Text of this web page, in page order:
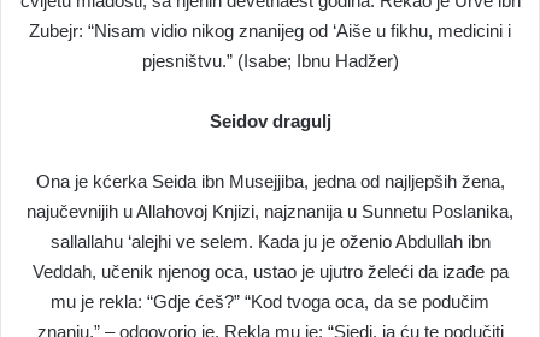
Zubejr: “Nisam vidio nikog znanijeg od ‘Aiše u fikhu, medicini i
pjesništvu.” (Isabe; Ibnu Hadžer)
Seidov dragulj
Ona je kćerka Seida ibn Musejjiba, jedna od najljepših žena,
najučevnijih u Allahovoj Knjizi, najznanija u Sunnetu Poslanika,
sallallahu ‘alejhi ve selem. Kada ju je oženio Abdullah ibn
Veddah, učenik njenog oca, ustao je ujutro želeći da izađe pa
mu je rekla: “Gdje ćeš?” “Kod tvoga oca, da se podučim
znanju.” – odgovorio je. Rekla mu je: “Sjedi, ja ću te podučiti